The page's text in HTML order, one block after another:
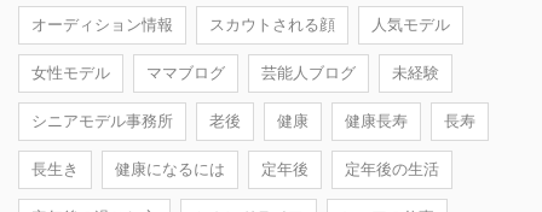
オーディション情報 スカウトされる顔 人気モデル
女性モデル ママブログ 芸能人ブログ 未経験
シニアモデル事務所 老後 健康 健康長寿 長寿
長生き 健康になるには 定年後 定年後の生活